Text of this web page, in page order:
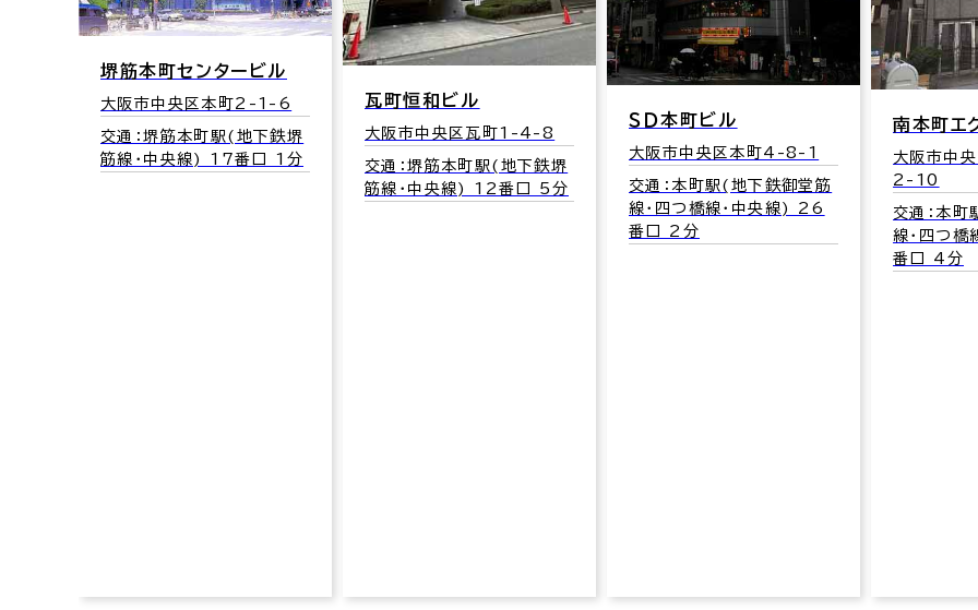
堺筋本町センタービル
大阪市中央区本町2-1-6
交通：堺筋本町駅(地下鉄堺
筋線･中央線) 17番口 1分
瓦町恒和ビル
大阪市中央区瓦町1-4-8
交通：堺筋本町駅(地下鉄堺
筋線･中央線) 12番口 5分
ＳＤ本町ビル
大阪市中央区本町4-8-1
交通：本町駅(地下鉄御堂筋
線･四つ橋線･中央線) 26
番口 2分
南本町エ
大阪市中
2-10
交通：本
線･四つ
番口 4分